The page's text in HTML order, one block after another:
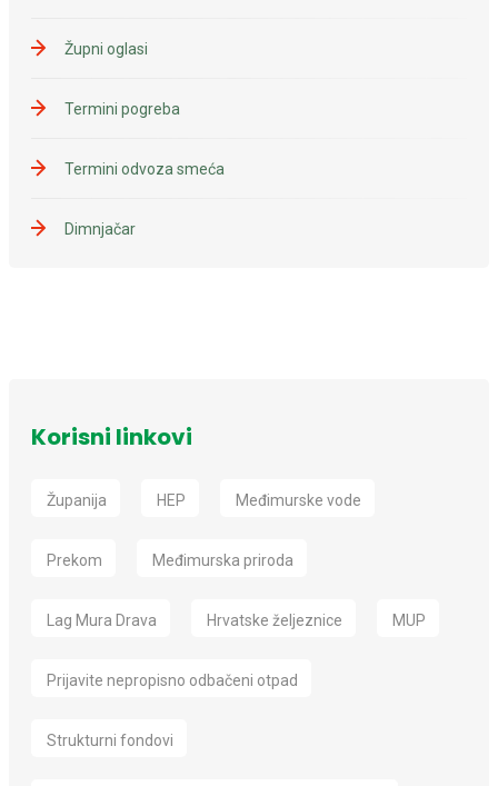
Župni oglasi
Termini pogreba
Termini odvoza smeća
Dimnjačar
Korisni linkovi
Županija HEP Međimurske vode
Prekom Međimurska priroda
Lag Mura Drava Hrvatske željeznice MUP
Prijavite nepropisno odbačeni otpad
Strukturni fondovi